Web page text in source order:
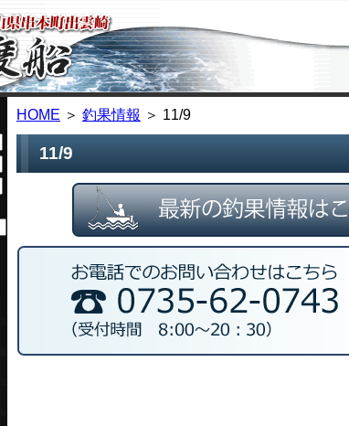
HOME ＞ 釣果情報 ＞ 11/9
11/9